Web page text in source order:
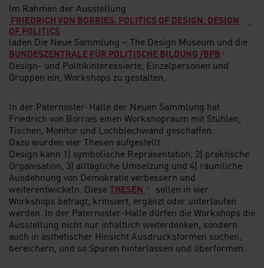
Im Rahmen der Ausstellung
FRIEDRICH VON BORRIES. POLITICS OF DESIGN, DESIGN
OF POLITICS
laden Die Neue Sammlung – The Design Museum und die
BUNDESZENTRALE FÜR POLITISCHE BILDUNG /BPB
Design- und Politikinteressierte, Einzelpersonen und
Gruppen ein, Workshops zu gestalten.
In der Paternoster-Halle der Neuen Sammlung hat
Friedrich von Borries einen Workshopraum mit Stühlen,
Tischen, Monitor und Lochblechwand geschaffen.
Dazu wurden vier Thesen aufgestellt:
Design kann 1) symbolische Repräsentation, 2) praktische
Organisation, 3) alltägliche Umsetzung und 4) räumliche
Ausdehnung von Demokratie verbessern und
weiterentwickeln. DieseTHESEN
sollen in vier
Workshops befragt, kritisiert, ergänzt oder unterlaufen
werden. In der Paternoster-Halle dürfen die Workshops die
Ausstellung nicht nur inhaltlich weiterdenken, sondern
auch in ästhetischer Hinsicht Ausdrucksformen suchen,
bereichern, und so Spuren hinterlassen und überformen.